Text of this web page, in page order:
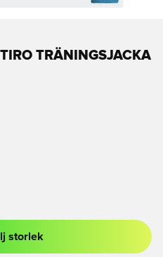
TRÄNINGSJACKA
in eller registrera dig som
storlek